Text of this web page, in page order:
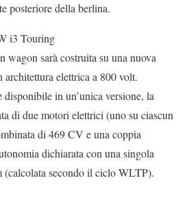
posteriore della berlina.
i3 Touring
wagon sarà costruita su una nuova
architettura elettrica a 800 volt.
in un’unica versione, la
di due motori elettrici (uno su ciascun
di 469 CV e una coppia
dichiarata con una singola
(calcolata secondo il ciclo WLTP).